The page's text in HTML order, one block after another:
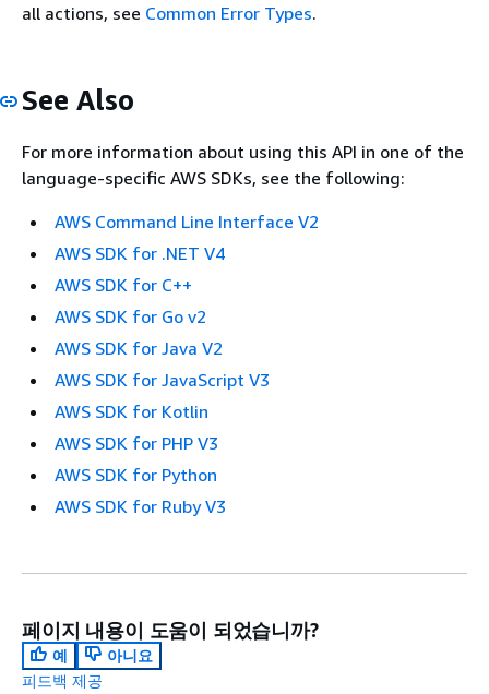
all actions, see Common Error Types.
See Also
For more information about using this API in one of the
language-specific AWS SDKs, see the following:
AWS Command Line Interface V2
AWS SDK for .NET V4
AWS SDK for C++
AWS SDK for Go v2
AWS SDK for Java V2
AWS SDK for JavaScript V3
AWS SDK for Kotlin
AWS SDK for PHP V3
AWS SDK for Python
AWS SDK for Ruby V3
페이지 내용이 도움이 되었습니까?
예
아니요
피드백 제공